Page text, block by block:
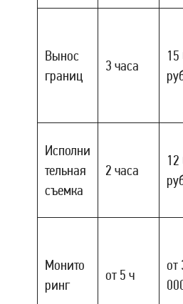
Вынос
границ
3 часа
15
Исполни
тельная
съемка
2 часа
12
Монито
ринг
от 5 ч
от